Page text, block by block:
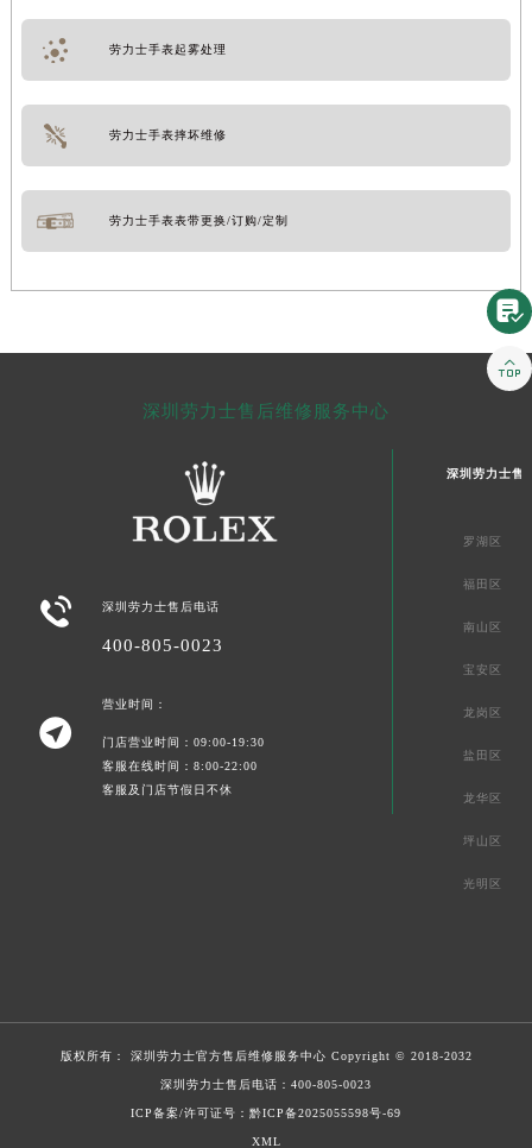
劳力士手表起雾处理
劳力士手表摔坏维修
劳力士手表表带更换/订购/定制
深圳劳力士售后维修服务中心
 深圳劳力士售后电话
400-805-0023

营业时间：
门店营业时间：09:00-19:30
客服在线时间：8:00-22:00
客服及门店节假日不休
深圳劳力士售
罗湖区
福田区
南山区
宝安区
龙岗区
盐田区
龙华区
坪山区
光明区
版权所有： 深圳劳力士官方售后维修服务中心 Copyright © 2018-2032
深圳劳力士售后电话： 400-805-0023
ICP备案/许可证号：黔ICP备2025055598号-69
XML

